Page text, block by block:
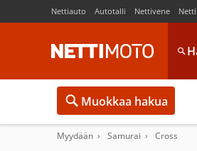
Nettiauto Autotalli Nettivene
Muokkaa hakua
Myydään Samurai Cross